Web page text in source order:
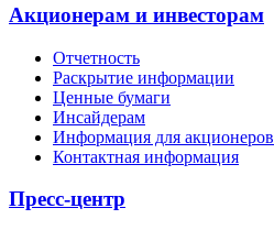
Акционерам и инвесторам
Отчетность
Раскрытие информации
Ценные бумаги
Инсайдерам
Информация для акционеров
Контактная информация
Пресс-центр